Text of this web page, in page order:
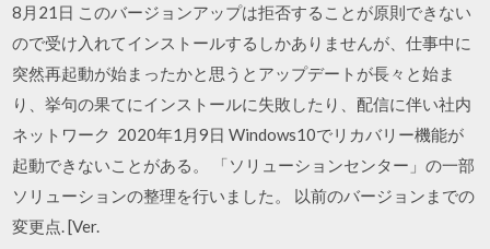
8月21日 このバージョンアップは拒否することが原則できない
ので受け入れてインストールするしかありませんが、仕事中に
突然再起動が始まったかと思うとアップデートが長々と始ま
り、挙句の果てにインストールに失敗したり、配信に伴い社内
ネットワーク 2020年1月9日 Windows10でリカバリー機能が
起動できないことがある。 「ソリューションセンター」の一部
ソリューションの整理を行いました。 以前のバージョンまでの
変更点. [Ver.